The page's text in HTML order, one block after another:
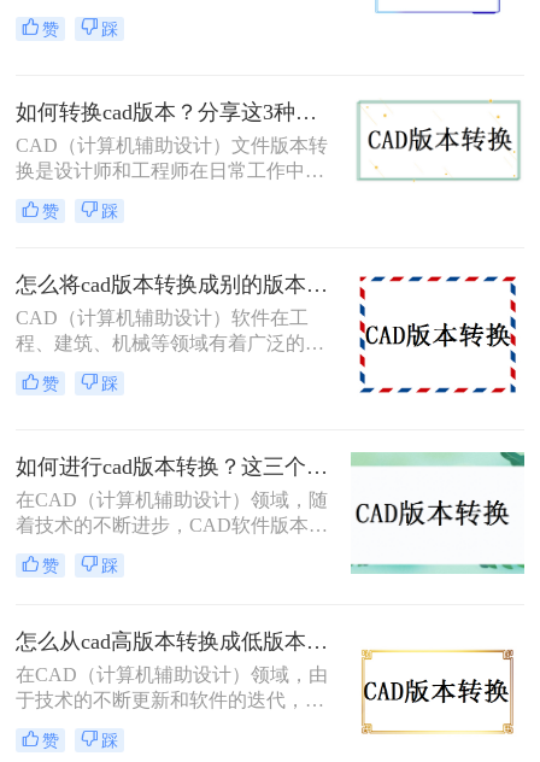
们有时需要将CAD文件从高版本转换
为低版本，以便在旧版本的CAD软件
种常用的方法，帮助您轻松完成CAD
版本的转换。
赞 踩
如何转换cad版本？分享这3种简单的方法！
CAD（计算机辅助设计）文件版本转
换是设计师和工程师在日常工作中经
常遇到的需求。随着CAD软件的不断
更新和发展，有时我们需要将旧版本
版本的软件中打开和编辑。那么如何
转换CAD版本呢？本文将详细介绍三
种CAD版本转换的方法，帮助您轻松
完成版本转换。
赞 踩
怎么将cad版本转换成别的版本？分享3个简单转换方法！
CAD（计算机辅助设计）软件在工
程、建筑、机械等领域有着广泛的应
用。然而，由于不同版本的CAD软件
之间存在兼容性问题，因此，将CAD
细介绍怎么将cad版本转换成别的版
本。
赞 踩
如何进行cad版本转换？这三个方法了解一下！
在CAD（计算机辅助设计）领域，随
着技术的不断进步，CAD软件版本不
断更新，这导致了不同版本之间的兼
容性问题。为了确保设计数据的准确
本，提高工作效率，CAD版本转换成
为了一个必要的步骤。本文将详细介
绍如何进行cad版本转换的方法，并提
供一些实用的技巧。
赞 踩
怎么从cad高版本转换成低版本？教你四个小妙招轻松搞定！
在CAD（计算机辅助设计）领域，由
于技术的不断更新和软件的迭代，我
们常常会遇到CAD文件版本不兼容的
问题。特别是在项目合作、文件传输
赞 踩